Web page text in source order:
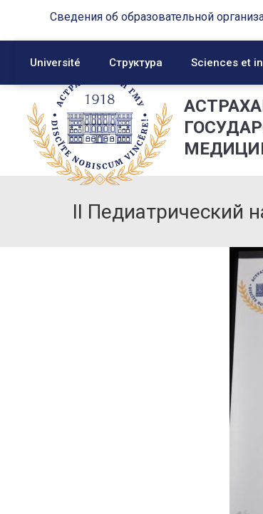
Сведения об образовательной
Université Структура Sciences et
II Педиатрический